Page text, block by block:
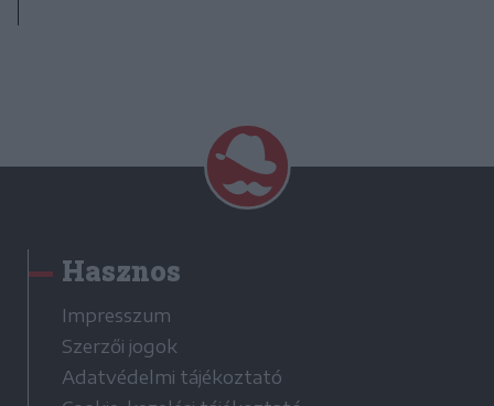
Hasznos
Impresszum
Szerzői jogok
Adatvédelmi tájékoztató